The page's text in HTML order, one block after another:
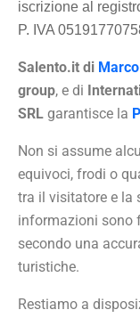
iscrizione al
P. IVA
Salento.it di
group, e di
SRL garantisce la
Non si assume
equivoci, frodi o
tra il visitatore e la
informazioni sono
secondo una
turistiche.
Restiamo a